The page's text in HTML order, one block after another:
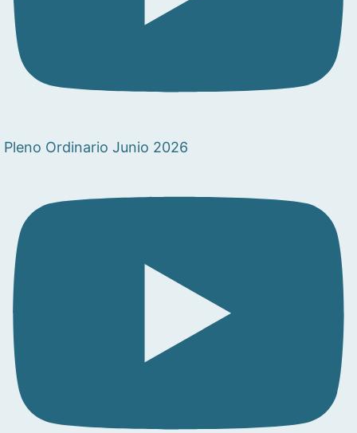
Pleno Ordinario Junio 2026